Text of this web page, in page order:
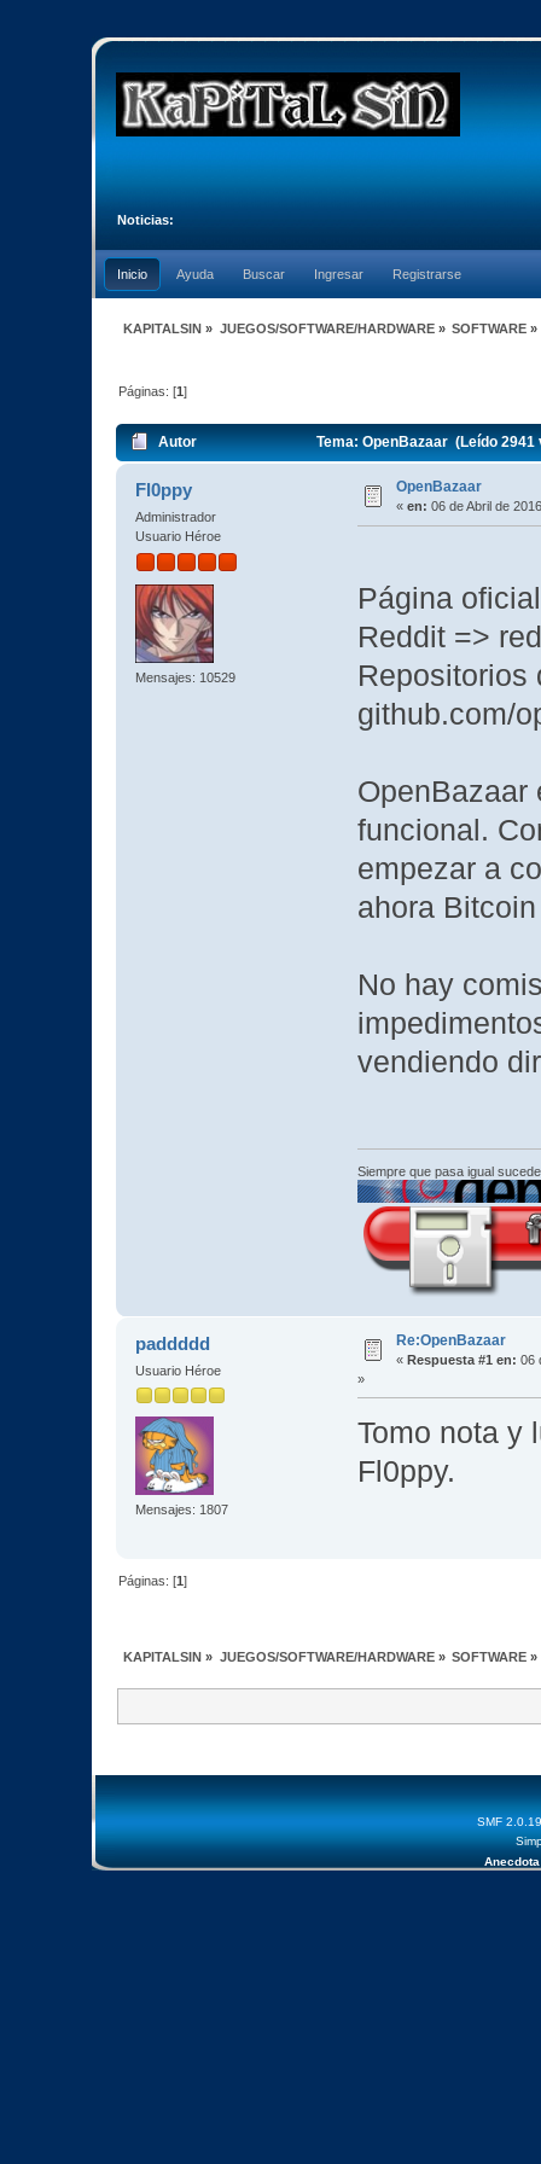
Noticias:
Inicio Ayuda Buscar Ingresar Registrarse
KAPITALSIN » JUEGOS/SOFTWARE/HARDWARE» SOFTWARE»
Páginas: [1]
Autor Tema: OpenBazaar (Leído 2941
Fl0ppy
Administrador
Usuario Héroe
Mensajes: 10529
OpenBazaar
« en: 06 de Abril de
Página
Reddit =>
Repositorios
github.com/
OpenBazaar
funcional.
empezar a
ahora
No hay
vendiendo
Siempre que pasa igual
paddddd
Usuario Héroe
Mensajes: 1807
Re:OpenBazaar
« Respuesta #1 en: 06
»
Tomo nota y
Fl0ppy.
Páginas: [1]
KAPITALSIN » JUEGOS/SOFTWARE/HARDWARE» SOFTWARE»
SMF 2.0.19
Anecdota